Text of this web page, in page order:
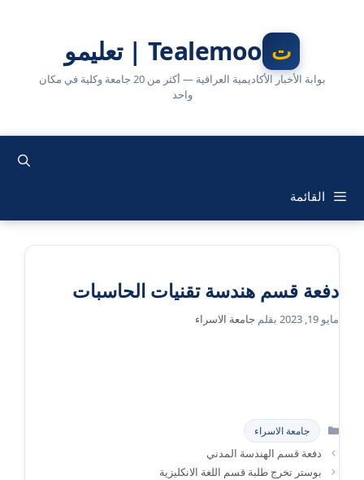
Tealemoo | تعليمو
بوابة الأخبار الأكاديمية العراقية — أكثر من 20 جامعة وكلية في مكان
واحد
القائمة
دفعة قسم هندسة تقنيات الحاسبات
مايو 19, 2023 بقلم جامعة الاسراء
التصنيفات
جامعة الاسراء
دفعة قسم الهندسة المدني
بوستر تخرج طلبة قسم اللغة الانكليزية